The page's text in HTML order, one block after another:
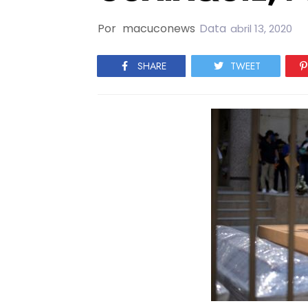
Por macuconews Data abril 13, 2020
SHARE TWEET